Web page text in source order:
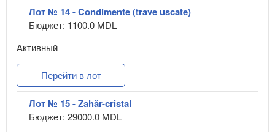
Лот № 14 - Condimente (trave uscate)
Бюджет: 1100.0 MDL
Активный
Перейти в лот
Лот № 15 - Zahăr-cristal
Бюджет: 29000.0 MDL